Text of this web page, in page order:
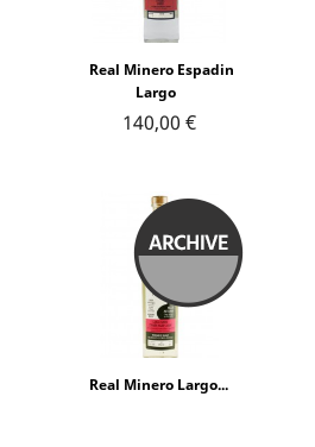
Real Minero Espadin
Largo
140,00 €
Real Minero Largo...